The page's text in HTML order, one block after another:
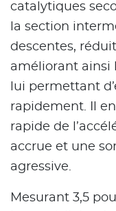
catalytiques
la section
descentes,
améliorant ainsi
lui permettant
rapidement. Il
rapide de
accrue et une
agressive.
Mesurant 3,5